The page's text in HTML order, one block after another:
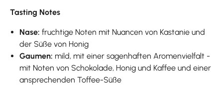
Tasting Notes
Nase: fruchtige Noten mit Nuancen von Kastanie und
der Süße von Honig
Gaumen: mild, mit einer sagenhaften Aromenvielfalt -
mit Noten von Schokolade, Honig und Kaffee und einer
ansprechenden Toffee-Süße